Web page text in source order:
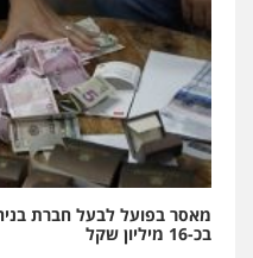
מאסר בפועל לבעל חברת
בכ-16 מיליון שקל